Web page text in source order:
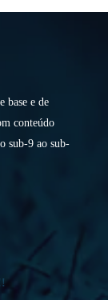
base e de
conteúdo
sub-9 ao sub-